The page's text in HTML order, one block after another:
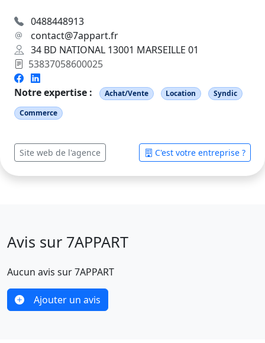
0488448913
contact@7appart.fr
34 BD NATIONAL 13001 MARSEILLE 01
53837058600025
Notre expertise : Achat/Vente Location
Syndic
Commerce
Site web de l'agence C'est votre entreprise ?
Avis sur 7APPART
Aucun avis sur 7APPART
Ajouter un avis